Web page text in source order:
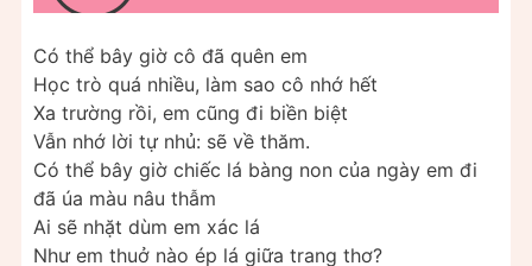
Có thể bây giờ cô đã quên em
Học trò quá nhiều, làm sao cô nhớ hết
Xa trường rồi, em cũng đi biền biệt
Vẫn nhớ lời tự nhủ: sẽ về thăm.
Có thể bây giờ chiếc lá bàng non của ngày em đi
đã úa màu nâu thẫm
Ai sẽ nhặt dùm em xác lá
Như em thuở nào ép lá giữa trang thơ?